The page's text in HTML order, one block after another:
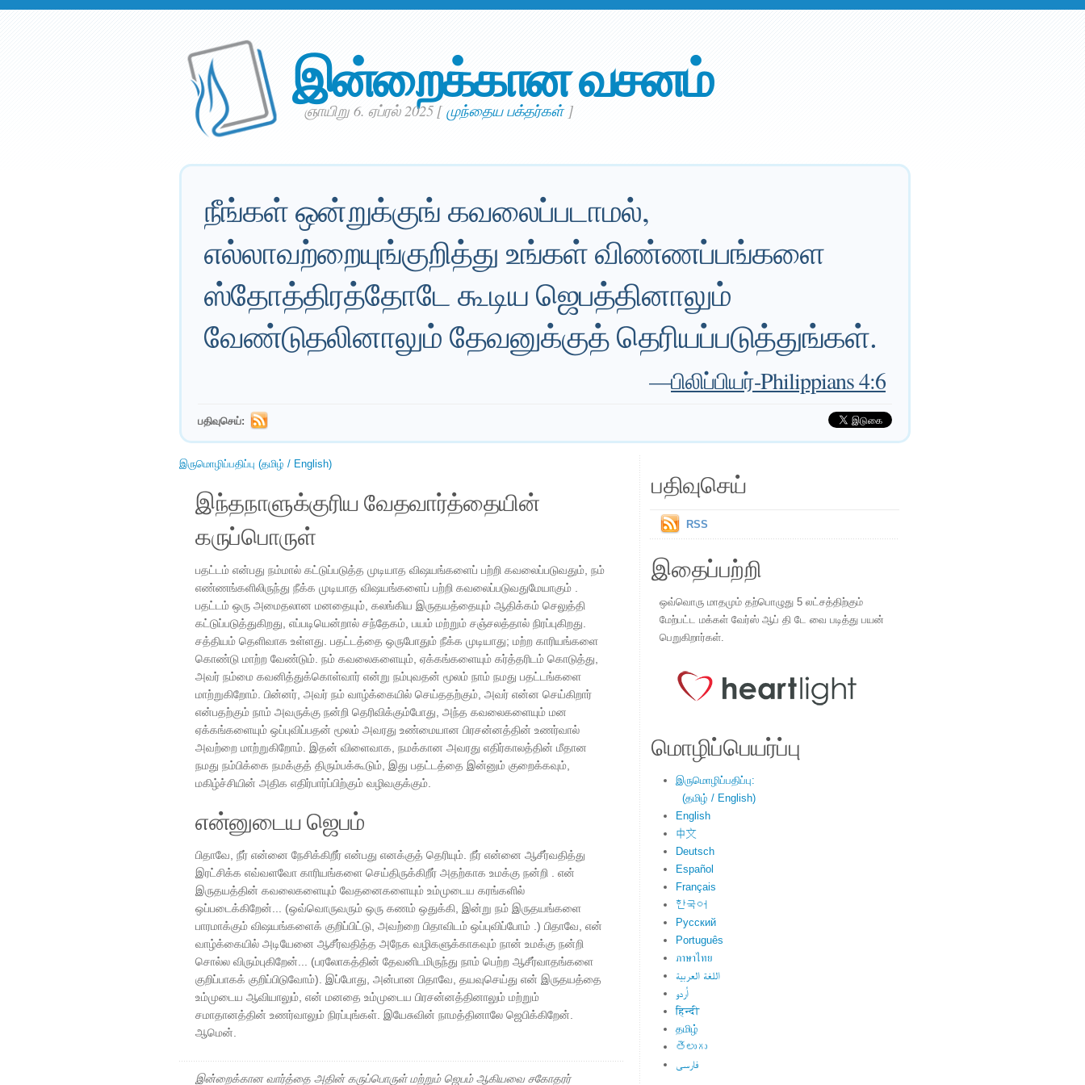
இன்றைக்கான வசனம்
ஞாயிறு 6. ஏப்ரல் 2025 [முந்தைய பக்தர்கள்]
நீங்கள் ஒன்றுக்குங் கவலைப்படாமல்,
எல்லாவற்றையுங்குறித்து உங்கள் விண்ணப்பங்களை
ஸ்தோத்திரத்தோடே கூடிய ஜெபத்தினாலும்
வேண்டுதலினாலும் தேவனுக்குத் தெரியப்படுத்துங்கள்.
—பிலிப்பியர்-Philippians 4:6
பதிவுசெய்:
இருமொழிப்பதிப்பு (தமிழ் / English)
இந்தநாளுக்குரிய வேதவார்த்தையின்
கருப்பொருள்
பதட்டம் என்பது நம்மால் கட்டுப்படுத்த முடியாத விஷயங்களைப் பற்றி கவலைப்படுவதும், நம்
எண்ணங்களிலிருந்து நீக்க முடியாத விஷயங்களைப் பற்றி கவலைப்படுவதுமேயாகும் .
பதட்டம் ஒரு அமைதலான மனதையும், கலங்கிய இருதயத்தையும் ஆதிக்கம் செலுத்தி
கட்டுப்படுத்துகிறது, எப்படியென்றால் சந்தேகம், பயம் மற்றும் சஞ்சலத்தால் நிரப்புகிறது.
சத்தியம் தெளிவாக உள்ளது. பதட்டத்தை ஒருபோதும் நீக்க முடியாது; மற்ற காரியங்களை
கொண்டு மாற்ற வேண்டும். நம் கவலைகளையும், ஏக்கங்களையும் கர்த்தரிடம் கொடுத்து,
அவர் நம்மை கவனித்துக்கொள்வார் என்று நம்புவதன் மூலம் நாம் நமது பதட்டங்களை
மாற்றுகிறோம். பின்னர், அவர் நம் வாழ்க்கையில் செய்ததற்கும், அவர் என்ன செய்கிறார்
என்பதற்கும் நாம் அவருக்கு நன்றி தெரிவிக்கும்போது, ​​அந்த கவலைகளையும் மன
ஏக்கங்களையும் ஒப்புவிப்பதன் மூலம் அவரது உண்மையான பிரசன்னத்தின் உணர்வால்
அவற்றை மாற்றுகிறோம். இதன் விளைவாக, நமக்கான அவரது எதிர்காலத்தின் மீதான
நமது நம்பிக்கை நமக்குத் திரும்பக்கூடும், இது பதட்டத்தை இன்னும் குறைக்கவும்,
மகிழ்ச்சியின் அதிக எதிர்பார்ப்பிற்கும் வழிவகுக்கும்.
என்னுடைய ஜெபம்
பிதாவே, நீர் என்னை நேசிக்கிறீர் என்பது எனக்குத் தெரியும். நீர் என்னை ஆசீர்வதித்து
இரட்சிக்க எவ்வளவோ காரியங்களை செய்திருக்கிறீர் அதற்காக உமக்கு நன்றி . என்
இருதயத்தின் கவலைகளையும் வேதனைகளையும் உம்முடைய கரங்களில்
ஒப்படைக்கிறேன்... (ஒவ்வொருவரும் ஒரு கணம் ஒதுக்கி, இன்று நம் இருதயங்களை
பாரமாக்கும் விஷயங்களைக் குறிப்பிட்டு, அவற்றை பிதாவிடம் ஒப்புவிப்போம் .) பிதாவே, என்
வாழ்க்கையில் அடியேனை ஆசீர்வதித்த அநேக வழிகளுக்காகவும் நான் உமக்கு நன்றி
சொல்ல விரும்புகிறேன்... (பரலோகத்தின் தேவனிடமிருந்து நாம் பெற்ற ஆசீர்வாதங்களை
குறிப்பாகக் குறிப்பிடுவோம்). இப்போது, ​​அன்பான பிதாவே, தயவுசெய்து என் இருதயத்தை
உம்முடைய ஆவியாலும், என் மனதை உம்முடைய பிரசன்னத்தினாலும் மற்றும்
சமாதானத்தின் உணர்வாலும் நிரப்புங்கள். இயேசுவின் நாமத்தினாலே ஜெபிக்கிறேன்.
ஆமென்.
இன்றைக்கான வார்த்தை அதின் கருப்பொருள் மற்றும் ஜெபம் ஆகியவை சகோதரர்
பதிவுசெய்
RSS
இதைப்பற்றி
ஒவ்வொரு மாதமும் தற்பொழுது 5 லட்சத்திற்கும்
மேற்பட்ட மக்கள் வேர்ஸ் ஆப் தி டே வை படித்து பயன்
பெறுகிறார்கள்.
மொழிப்பெயர்ப்பு
இருமொழிப்பதிப்பு:
(தமிழ் / English)
English
中文
Deutsch
Español
Français
한국어
Русский
Português
ภาษาไทย
اللغة العربية
اُردو
हिन्दी
தமிழ்
తెలుగు
فارسی